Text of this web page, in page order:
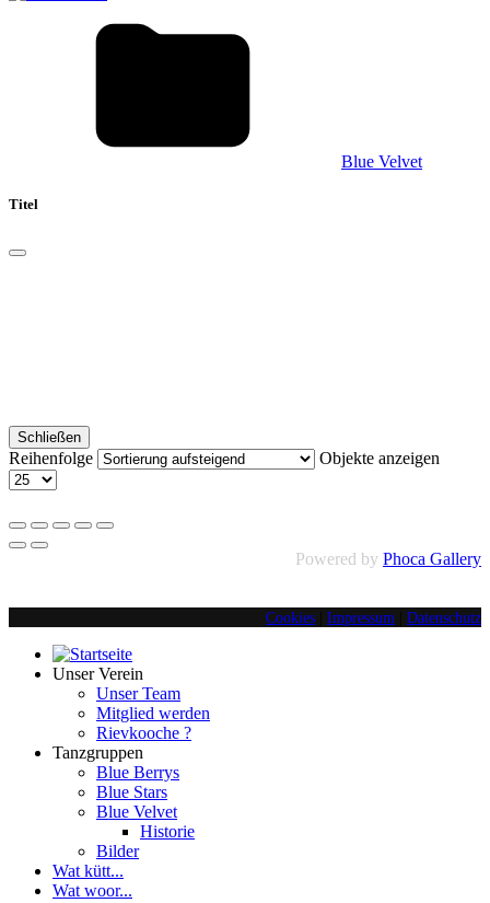
Blue Velvet
Titel
Schließen
Reihenfolge Objekte anzeigen
Powered by Phoca Gallery
Cookies Impressum Datenschutz
Unser Verein
Unser Team
Mitglied werden
Rievkooche ?
Tanzgruppen
Blue Berrys
Blue Stars
Blue Velvet
Historie
Bilder
Wat kütt...
Wat woor...